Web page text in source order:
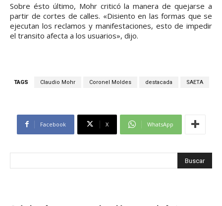
Sobre ésto último, Mohr criticó la manera de quejarse a
partir de cortes de calles. «Disiento en las formas que se
ejecutan los reclamos y manifestaciones, esto de impedir
el transito afecta a los usuarios», dijo.
TAGS Claudio Mohr Coronel Moldes destacada SAETA
Facebook X WhatsApp